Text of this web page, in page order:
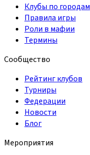
Клубы по городам
Правила игры
Роли в мафии
Термины
Сообщество
Рейтинг клубов
Турниры
Федерации
Новости
Блог
Мероприятия